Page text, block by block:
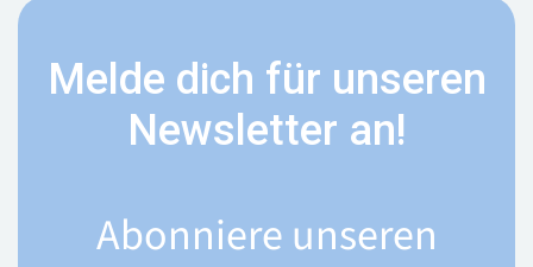
Melde dich für unseren
Newsletter an!
Abonniere unseren